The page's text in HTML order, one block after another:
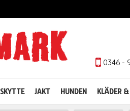
0346 -
SKYTTE JAKT HUNDEN KLÄDER &